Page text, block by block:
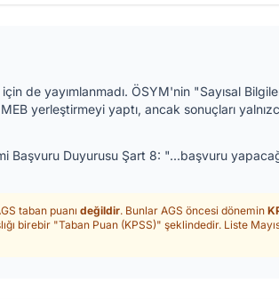
de yayımlanmadı. ÖSYM'nin "Sayısal
yerleştirmeyi yaptı, ancak sonuçları
Başvuru Duyurusu Şart 8: "...başvuru
taban puanı değildir. Bunlar AGS öncesi dönemin
birebir "Taban Puan (KPSS)" şeklindedir. Liste